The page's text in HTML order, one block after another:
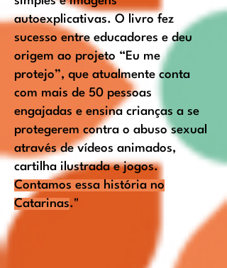
autoexplicativas. O livro fez
sucesso entre educadores e deu
origem ao projeto “Eu me
protejo”, que atualmente conta
com mais de 50 pessoas
engajadas e ensina crianças a se
protegerem contra o abuso sexual
através de vídeos animados,
cartilha ilustrada e jogos.
Contamos essa história no
Catarinas."